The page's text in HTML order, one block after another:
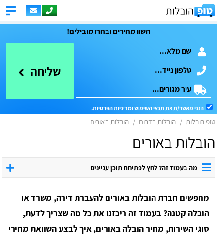
השוו מחירים ובחרו מובילים!
שליחה
הנני מאשר/ת את תנאי השימושומדיניות הפרטיות.
טופ הובלות הובלות בדרום הובלות באורים
הובלות באורים
מה בעמוד זה? לחץ לפתיחת תוכן עניינים
מחפשים חברת הובלות באורים להעברת דירה, משרד או
הובלה קטנה? בעמוד זה ריכזנו את כל מה שצריך לדעת,
סוגי השירות, מחיר הובלה באורים, איך לבצע השוואת מחירי